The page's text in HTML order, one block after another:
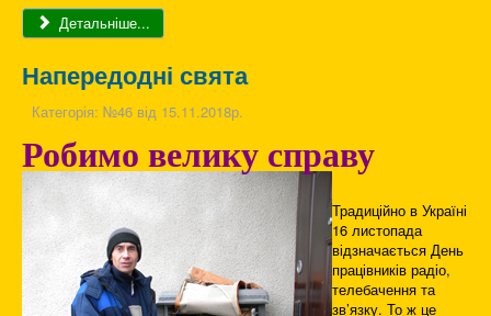
Детальніше...
Напередодні свята
Категорія: №46 від 15.11.2018р.
Робимо велику справу
Традиційно в Україні
16 листопада
відзначається День
працівників радіо,
телебачення та
зв’язку. То ж це